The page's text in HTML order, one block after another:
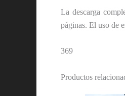
La descarga
páginas. El uso de
369
Productos